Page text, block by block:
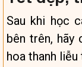
Sau khi học
bên trên, hãy
hoa thanh